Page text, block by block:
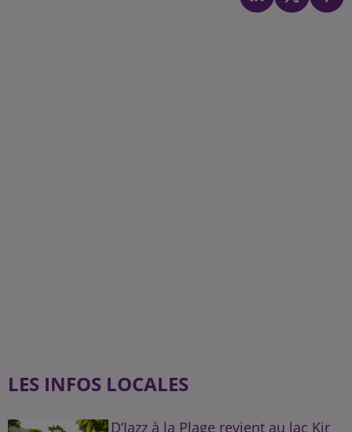
LES INFOS LOCALES
D’Jazz à la Plage revient au lac Kir